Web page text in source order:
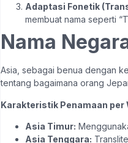
Adaptasi Fonetik
membuat nama seperti
Nama
Asia, sebagai benua dengan
tentang bagaimana orang
Karakteristik Penamaan per
Asia Timur:
Asia Tenggara: